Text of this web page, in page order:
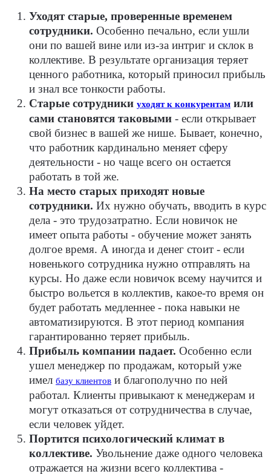
Уходят старые, проверенные временем
сотрудники. Особенно печально, если ушли
они по вашей вине или из-за интриг и склок в
коллективе. В результате организация теряет
ценного работника, который приносил прибыль
и знал все тонкости работы.
Старые сотрудники уходят к конкурентам или
сами становятся таковыми - если открывает
свой бизнес в вашей же нише. Бывает, конечно,
что работник кардинально меняет сферу
деятельности - но чаще всего он остается
работать в той же.
На место старых приходят новые
сотрудники. Их нужно обучать, вводить в курс
дела - это трудозатратно. Если новичок не
имеет опыта работы - обучение может занять
долгое время. А иногда и денег стоит - если
новенького сотрудника нужно отправлять на
курсы. Но даже если новичок всему научится и
быстро вольется в коллектив, какое-то время он
будет работать медленнее - пока навыки не
автоматизируются. В этот период компания
гарантированно теряет прибыль.
Прибыль компании падает. Особенно если
ушел менеджер по продажам, который уже
имел базу клиентов и благополучно по ней
работал. Клиенты привыкают к менеджерам и
могут отказаться от сотрудничества в случае,
если человек уйдет.
Портится психологический климат в
коллективе. Увольнение даже одного человека
отражается на жизни всего коллектива -